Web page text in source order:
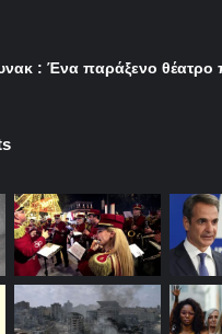
: Ένα παράξενο θέατρο